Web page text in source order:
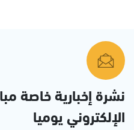
نشرة إخبارية خاصة
الإلكتروني يوميا